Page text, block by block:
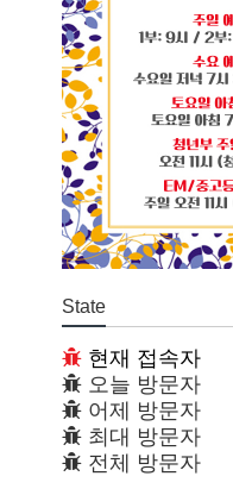
State
현재 접속자
오늘 방문자
어제 방문자
최대 방문자
전체 방문자